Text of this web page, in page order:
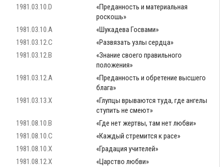
1981.03.10.D
«Преданность и материальная
роскошь»
1981.03.10.A
«Шукадева Госвами»
1981.03.12.C
«Развязать узлы сердца»
1981.03.12.B
«Знание своего правильного
положения»
1981.03.12.A
«Преданность и обретение высшего
блага»
1981.03.13.X
«Глупцы врываются туда, где ангелы
ступить не смеют»
1981.08.10.B
«Где нет жертвы, там нет любви»
1981.08.10.C
«Каждый стремится к расе»
1981.08.10.X
«Градация учителей»
1981.08.12.X
«Царство любви»